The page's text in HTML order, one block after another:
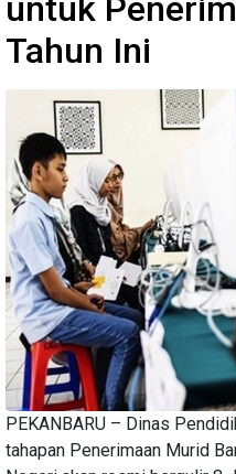
untuk
Tahun Ini
PEKANBARU – Dinas
tahapan Penerimaan Murid